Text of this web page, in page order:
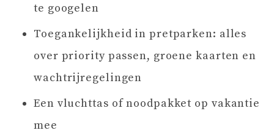
te googelen
Toegankelijkheid in pretparken: alles
over priority passen, groene kaarten en
wachtrijregelingen
Een vluchttas of noodpakket op vakantie
mee